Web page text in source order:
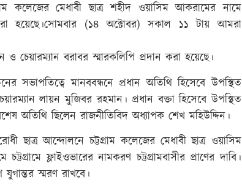
কলেজের মেধাবী ছাত্র শহীদ ওয়াসিম আকরামের নামে
হয়েছে।সোমবার (১৪ অক্টোবর) সকাল ১১ টায় আমরা
ও চেয়ারম্যান বরাবর স্মারকলিপি প্রদান করা হয়েছে।
মানববন্ধনে প্রধান অতিথি হিসেবে উপস্থিত
লায়ন মুজিবর রহমান। প্রধান বক্তা হিসেবে উপস্থিত
অতিথি ছিলেন রাজনীতিবিদ অধ্যাপক শেখ মহিউদ্দিন।
ছাত্র আন্দোলনে চট্টগ্রাম কলেজের মেধাবী ছাত্র ওয়াসিম
ফ্লাইওভারের নামকরণ চট্টগ্রামবাসীর প্রাণের দাবি।
স্মরণ রাখবে।